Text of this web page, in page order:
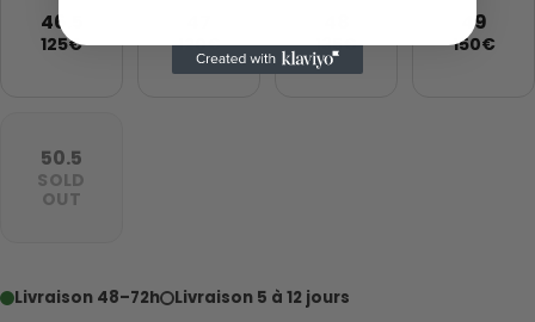
46.5
125€ 120€ 135€
49
150€
50.5
SOLD
OUT
Livraison 48–72h Livraison 5 à 12 jours